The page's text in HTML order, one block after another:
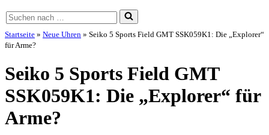
Suchen
nach …
Startseite » Neue Uhren » Seiko 5 Sports Field GMT SSK059K1: Die „Explorer“
für Arme?
Seiko 5 Sports Field GMT
SSK059K1: Die „Explorer“ für
Arme?